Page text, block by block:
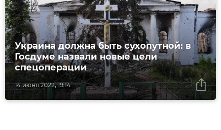
14 июня 2022, 19:14
Украина должна быть сухопутной: в
Госдуме назвали новые цели
спецоперации